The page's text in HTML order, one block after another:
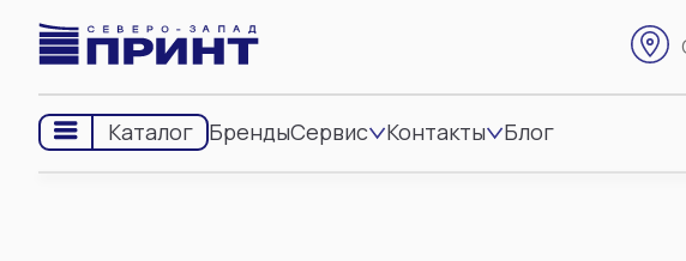
Каталог БрендыСервис Контакты Блог